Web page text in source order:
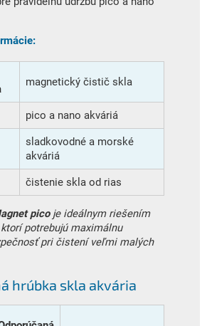
magnetický čistič skla
pico a nano akváriá
sladkovodné a morské
akváriá
čistenie skla od rias
picoje ideálnym riešením
potrebujú maximálnu
pri čistení veľmi malých
hrúbka skla akvária